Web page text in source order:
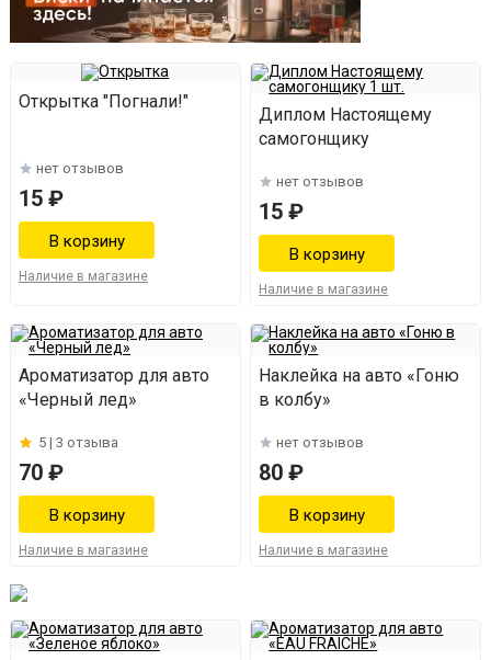
Открытка "Погнали!"
нет отзывов
15 ₽
Наличие в магазине
Диплом Настоящему
самогонщику
нет отзывов
15 ₽
Наличие в магазине
Ароматизатор для авто
«Черный лед»
5 | 3 отзыва
70 ₽
Наличие в магазине
Наклейка на авто «Гоню
в колбу»
нет отзывов
80 ₽
Наличие в магазине